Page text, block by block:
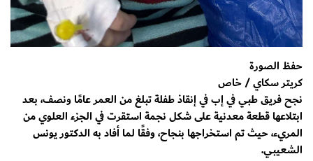
حفظ الصورة
كريتر سكاي / خاص
نجح فريق طبي في إب في إنقاذ طفلة تبلغ من العمر عامًا ونصف، بعد
ابتلاعها قطعة معدنية على شكل نجمة استقرت في الجزء العلوي من
المريء، حيث تم استخراجها بنجاح، وفقًا لما أفاد به الدكتور يونس
الشعيبي.